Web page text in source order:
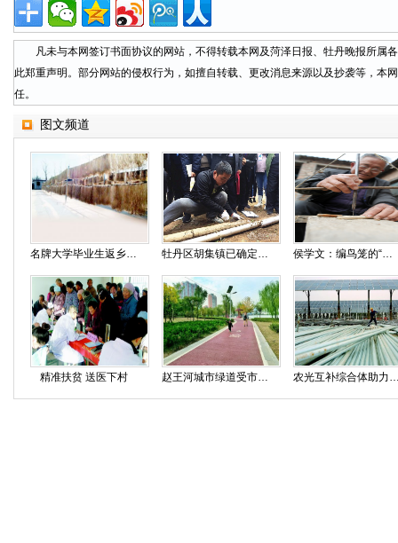
凡未与本网签订书面协议的网站，不得转载本网及菏泽日报、牡丹晚报所属
此郑重声明。部分网站的侵权行为，如擅自转载、更改消息来源以及抄袭等，本
任。
图文频道
名牌大学毕业生返乡创业卖粉条 牡丹区胡集镇已确定为先秦成阳故城与帝尧陵遗址 侯学文：编鸟笼的“网红”老艺人
精准扶贫 送医下村 赵王河城市绿道受市民称赞 农光互补综合体